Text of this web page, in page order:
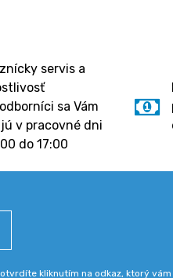
servis a
sa Vám
v pracovné dni
do 17:00
kliknutím na odkaz, ktorý vám